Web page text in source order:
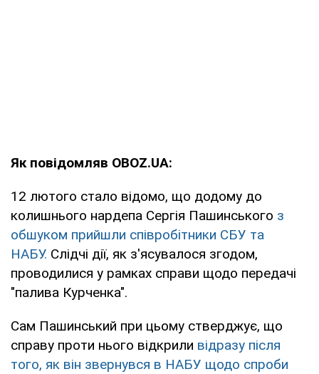
Як повідомляв OBOZ.UA:
12 лютого стало відомо, що додому до
колишнього нардепа Сергія Пашинського з
обшуком прийшли співробітники СБУ та
НАБУ. Слідчі дії, як з'ясувалося згодом,
проводилися у рамках справи щодо передачі
"палива Курченка".
Сам Пашинський при цьому стверджує, що
справу проти нього відкрили відразу після
того, як він звернувся в НАБУ щодо спроби